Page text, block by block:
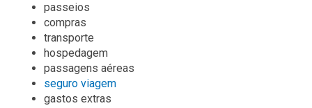
passeios
compras
transporte
hospedagem
passagens aéreas
seguro viagem
gastos extras